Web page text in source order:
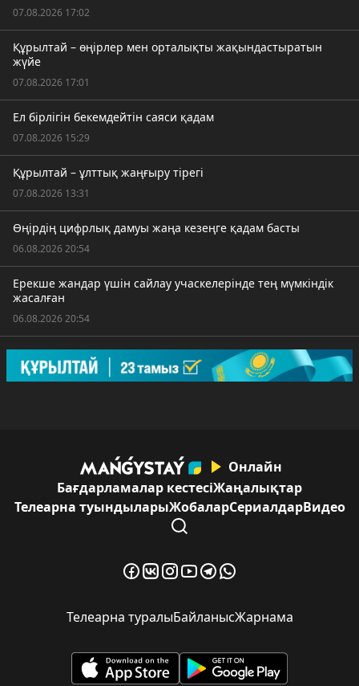
07.08.2026 17:02
Құрылтай – өңірлер мен орталықты жақындастыратын
жүйе
07.08.2026 17:01
Ел бірлігін бекемдейтін саяси қадам
07.08.2026 15:29
Құрылтай – ұлттық жаңғыру тірегі
07.08.2026 13:31
Өңірдің цифрлық дамуы жаңа кезеңге қадам басты
06.08.2026 20:54
Ерекше жандар үшін сайлау учаскелерінде тең мүмкіндік
жасалған
06.08.2026 20:54
Онлайн
Бағдарламалар кестесіЖаңалықтар
Телеарна туындыларыЖобаларСериалдарВидео
Телеарна туралыБайланысЖарнама